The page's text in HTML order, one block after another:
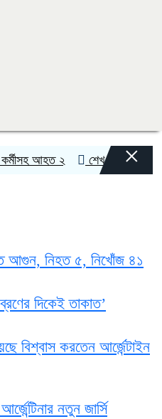
আহত ২ শেখ হাসিনার বক্তব্যে
×
আগুন, নিহত ৫, নিখোঁজ ৪১
দিকেই তাকাত’
বিশ্বাস করতেন আর্জেন্টাইন
নতুন জার্সি